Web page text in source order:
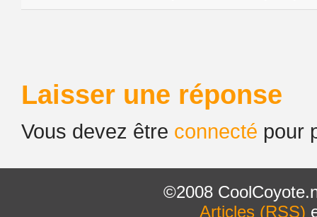
Laisser une réponse
Vous devez être connecté pour
©2008
Articles (RSS)